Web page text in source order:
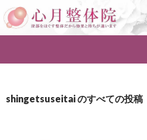
ン
shingetsuseitai のすべての投稿